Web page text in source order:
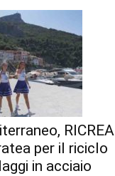
RICREA
per il riciclo
in acciaio